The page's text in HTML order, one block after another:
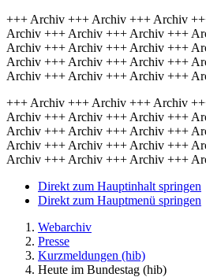
+++ Archiv +++ Archiv +++ Archiv
Archiv +++ Archiv +++ Archiv +++
Archiv +++ Archiv +++ Archiv +++
Archiv +++ Archiv +++ Archiv +++
Archiv +++ Archiv +++ Archiv +++
+++ Archiv +++ Archiv +++ Archiv
Archiv +++ Archiv +++ Archiv +++
Archiv +++ Archiv +++ Archiv +++
Archiv +++ Archiv +++ Archiv +++
Archiv +++ Archiv +++ Archiv +++
Direkt zum Hauptinhalt springen
Direkt zum Hauptmenü springen
Webarchiv
Presse
Kurzmeldungen (hib)
Heute im Bundestag (hib)